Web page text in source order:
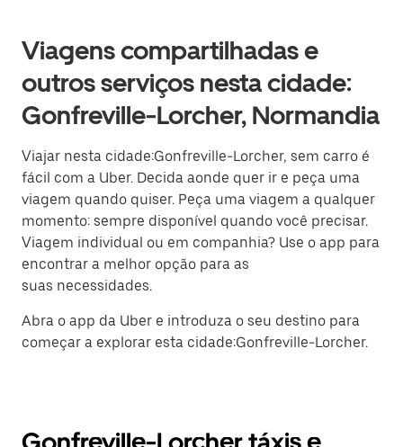
Viagens compartilhadas e
outros serviços nesta cidade:
Gonfreville-Lorcher, Normandia
Viajar nesta cidade:Gonfreville-Lorcher, sem carro é
fácil com a Uber. Decida aonde quer ir e peça uma
viagem quando quiser. Peça uma viagem a qualquer
momento: sempre disponível quando você precisar.
Viagem individual ou em companhia? Use o app para
encontrar a melhor opção para as
suas necessidades.
Abra o app da Uber e introduza o seu destino para
começar a explorar esta cidade:Gonfreville-Lorcher.